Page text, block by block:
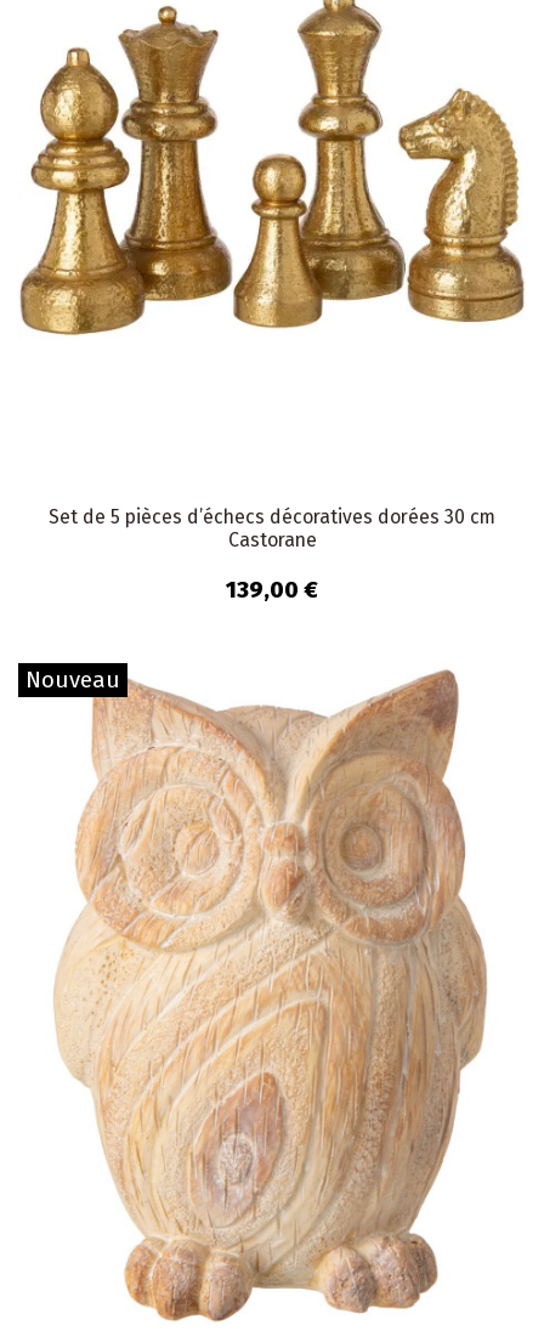
Set de 5 pièces d’échecs décoratives dorées 30 cm
Castorane
139,00 €
Nouveau